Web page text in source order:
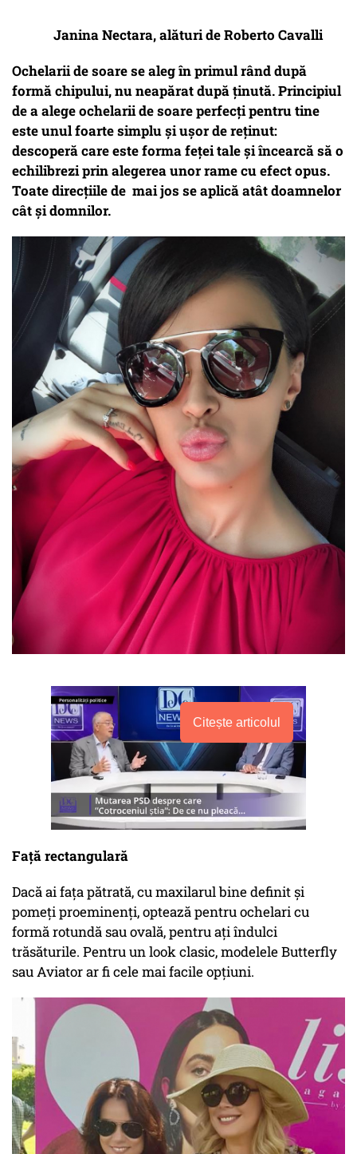
Janina Nectara, alături de Roberto Cavalli
Ochelarii de soare se aleg în primul rând după
formă chipului, nu neapărat după ținută. Principiul
de a alege ochelarii de soare perfecți pentru tine
este unul foarte simplu și ușor de reținut:
descoperă care este forma feței tale și încearcă să o
echilibrezi prin alegerea unor rame cu efect opus.
Toate direcțiile de mai jos se aplică atât doamnelor
cât și domnilor.
Citește articolul
Față rectangulară
Dacă ai fața pătrată, cu maxilarul bine definit și
pomeți proeminenți, optează pentru ochelari cu
formă rotundă sau ovală, pentru ați îndulci
trăsăturile. Pentru un look clasic, modelele Butterfly
sau Aviator ar fi cele mai facile opțiuni.